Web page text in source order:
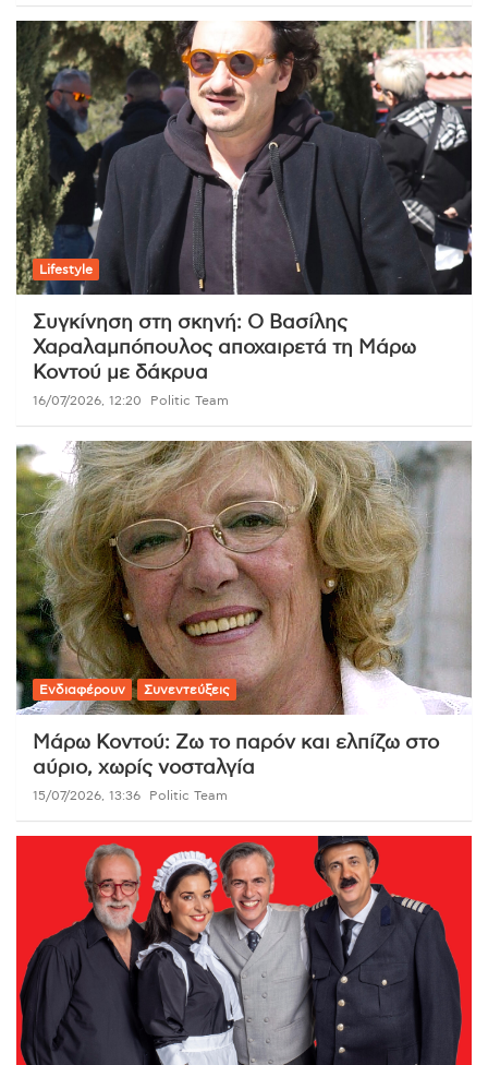
Lifestyle
Συγκίνηση στη σκηνή: Ο Βασίλης
Χαραλαμπόπουλος αποχαιρετά τη Μάρω
Κοντού με δάκρυα
16/07/2026, 12:20 Politic Team
Ενδιαφέρουν Συνεντεύξεις
Μάρω Κοντού: Ζω το παρόν και ελπίζω στο
αύριο, χωρίς νοσταλγία
15/07/2026, 13:36 Politic Team